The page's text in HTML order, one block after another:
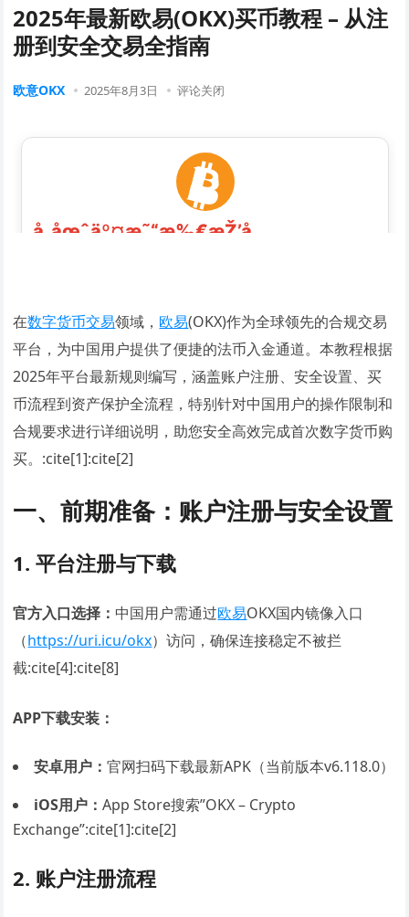
2025年最新欧易(OKX)买币教程 – 从注
册到安全交易全指南
欧意OKX 2025年8月3日 评论关闭
在数字货币交易领域， 欧易(OKX)作为全球领先的合规交易
平台，为中国用户提供了便捷的法币入金通道。本教程根据
2025年平台最新规则编写，涵盖账户注册、安全设置、买
币流程到资产保护全流程，特别针对中国用户的操作限制和
合规要求进行详细说明，助您安全高效完成首次数字货币购
买。:cite[1]:cite[2]
一、前期准备：账户注册与安全设置
1. 平台注册与下载
官方入口选择： 中国用户需通过欧易OKX国内镜像入口
（https://uri.icu/okx）访问，确保连接稳定不被拦
截:cite[4]:cite[8]
APP下载安装：
安卓用户：官网扫码下载最新APK（当前版本v6.118.0）
iOS用户：App Store搜索”OKX – Crypto
Exchange”:cite[1]:cite[2]
2. 账户注册流程